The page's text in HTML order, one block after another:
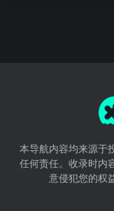
本导航内容均来源于
任何责任。收录时内
意侵犯您的权